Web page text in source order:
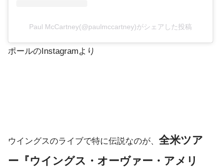
Paul McCartney(@paulmccartney)がシェアした投稿
ポールのInstagramより
ウイングスのライブで特に伝説なのが、 全米ツア
ー『ウイングス・オーヴァー・アメリ